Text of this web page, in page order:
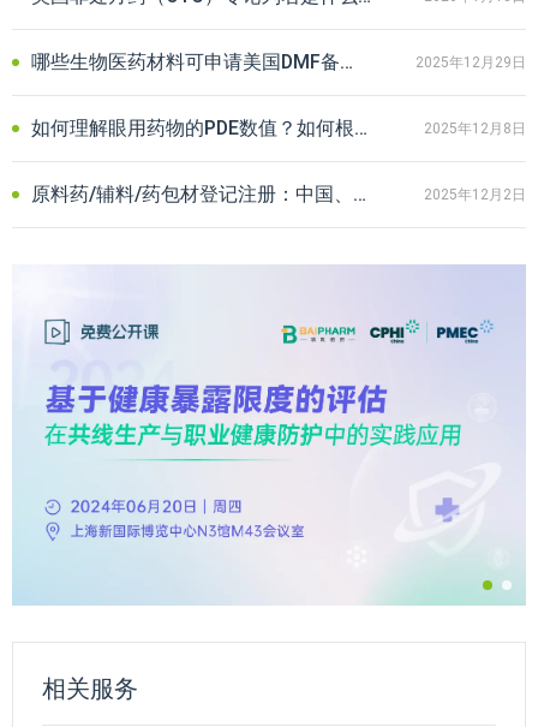
哪些生物医药材料可申请美国DMF备案？细胞/外泌体/质粒等常见材料汇总 2025年12月29日
如何理解眼用药物的PDE数值？如何根据不同应用场景选择评估和计算方法？ 2025年12月8日
原料药/辅料/药包材登记注册：中国、美国、欧盟、日本及韩国DMF制度解析 2025年12月2日
相关服务